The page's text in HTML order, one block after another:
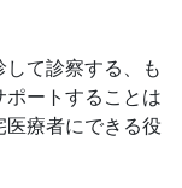
て診察する、も
ポートすることは
療者にできる役